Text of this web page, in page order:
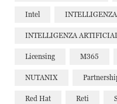
Intel INTELLIGENZA
INTELLIGENZA
Licensing M365
NUTANIX
Red Hat Reti